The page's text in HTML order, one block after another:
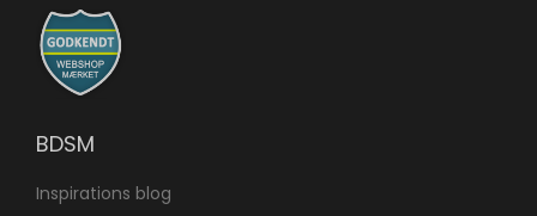
BDSM
Inspirations blog